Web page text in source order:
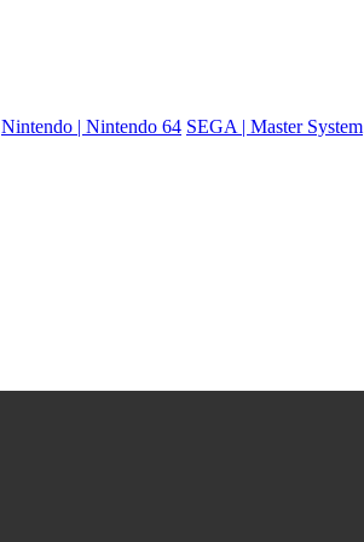
Nintendo | Nintendo 64 SEGA | Master System